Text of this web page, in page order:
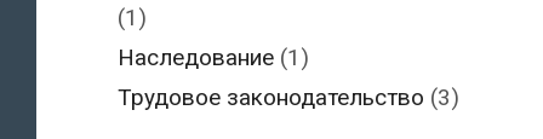
(1)
Наследование (1)
Трудовое законодательство (3)